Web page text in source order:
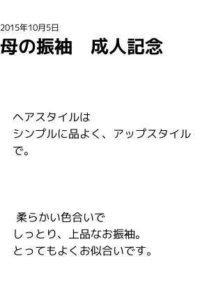
母の振袖 成人記念
2015年10月5日
ヘアスタイルは
シンプルに品よく、アップスタイル
で。
柔らかい色合いで
しっとり、上品なお振袖。
とってもよくお似合いです。